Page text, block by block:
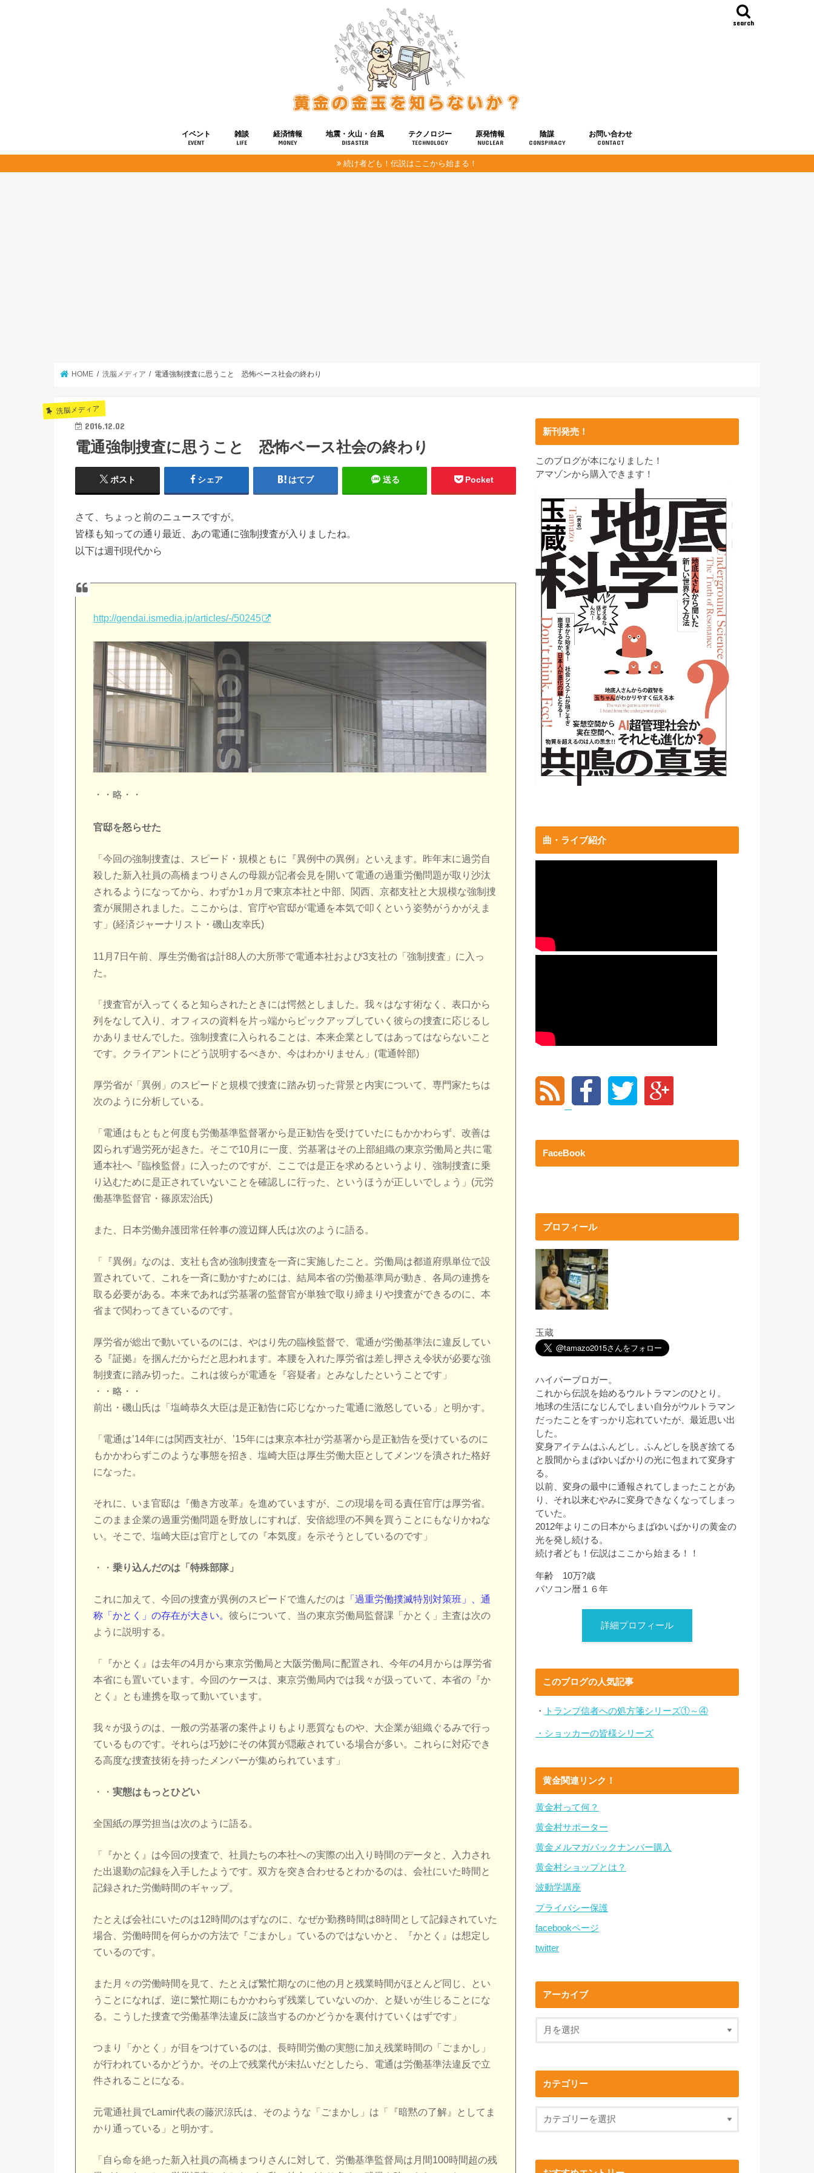
search
イベント
EVENT
雑談
LIFE
経済情報
MONEY
地震・火山・台風
DISASTER
テクノロジー
TECHNOLOGY
健康
宇宙
原発情報
NUCLEAR
陰謀
CONSPIRACY
お問い合わせ
CONTACT
続け者ども！伝説はここから始まる！
HOME 洗脳メディア 電通強制捜査に思うこと 恐怖ベース社会の終わり
洗脳メディア
2016.12.02
電通強制捜査に思うこと 恐怖ベース社会の終わり
ポスト シェア はてブ 送る Pocket
さて、ちょっと前のニュースですが。
皆様も知っての通り最近、あの電通に強制捜査が入りましたね。
以下は週刊現代から
http://gendai.ismedia.jp/articles/-/50245
・・略・・
官邸を怒らせた
「今回の強制捜査は、スピード・規模ともに『異例中の異例』といえます。昨年末に過労自
殺した新入社員の高橋まつりさんの母親が記者会見を開いて電通の過重労働問題が取り沙汰
されるようになってから、わずか1ヵ月で東京本社と中部、関西、京都支社と大規模な強制捜
査が展開されました。ここからは、官庁や官邸が電通を本気で叩くという姿勢がうかがえま
す」(経済ジャーナリスト・磯山友幸氏)
11月7日午前、厚生労働省は計88人の大所帯で電通本社および3支社の「強制捜査」に入っ
た。
「捜査官が入ってくると知らされたときには愕然としました。我々はなす術なく、表口から
列をなして入り、オフィスの資料を片っ端からピックアップしていく彼らの捜査に応じるし
かありませんでした。強制捜査に入られることは、本来企業としてはあってはならないこと
です。クライアントにどう説明するべきか、今はわかりません」(電通幹部)
厚労省が「異例」のスピードと規模で捜査に踏み切った背景と内実について、専門家たちは
次のように分析している。
「電通はもともと何度も労働基準監督署から是正勧告を受けていたにもかかわらず、改善は
図られず過労死が起きた。そこで10月に一度、労基署はその上部組織の東京労働局と共に電
通本社へ『臨検監督』に入ったのですが、ここでは是正を求めるというより、強制捜査に乗
り込むために是正されていないことを確認しに行った、というほうが正しいでしょう」(元労
働基準監督官・篠原宏治氏)
また、日本労働弁護団常任幹事の渡辺輝人氏は次のように語る。
「『異例』なのは、支社も含め強制捜査を一斉に実施したこと。労働局は都道府県単位で設
置されていて、これを一斉に動かすためには、結局本省の労働基準局が動き、各局の連携を
取る必要がある。本来であれば労基署の監督官が単独で取り締まりや捜査ができるのに、本
省まで関わってきているのです。
厚労省が総出で動いているのには、やはり先の臨検監督で、電通が労働基準法に違反してい
る『証拠』を掴んだからだと思われます。本腰を入れた厚労省は差し押さえ令状が必要な強
制捜査に踏み切った。これは彼らが電通を『容疑者』とみなしたということです」
・・略・・
前出・磯山氏は「塩崎恭久大臣は是正勧告に応じなかった電通に激怒している」と明かす。
「電通は’14年には関西支社が、’15年には東京本社が労基署から是正勧告を受けているのに
もかかわらずこのような事態を招き、塩崎大臣は厚生労働大臣としてメンツを潰された格好
になった。
それに、いま官邸は『働き方改革』を進めていますが、この現場を司る責任官庁は厚労省。
このまま企業の過重労働問題を野放しにすれば、安倍総理の不興を買うことにもなりかねな
い。そこで、塩崎大臣は官庁としての『本気度』を示そうとしているのです」
・・乗り込んだのは「特殊部隊」
これに加えて、今回の捜査が異例のスピードで進んだのは 「過重労働撲滅特別対策班」、通
称「かとく」の存在が大きい。彼らについて、当の東京労働局監督課「かとく」主査は次の
ように説明する。
「『かとく』は去年の4月から東京労働局と大阪労働局に配置され、今年の4月からは厚労省
本省にも置いています。今回のケースは、東京労働局内では我々が扱っていて、本省の『か
とく』とも連携を取って動いています。
我々が扱うのは、一般の労基署の案件よりもより悪質なものや、大企業が組織ぐるみで行っ
ているものです。それらは巧妙にその体質が隠蔽されている場合が多い。これらに対応でき
る高度な捜査技術を持ったメンバーが集められています」
・・実態はもっとひどい
全国紙の厚労担当は次のように語る。
「『かとく』は今回の捜査で、社員たちの本社への実際の出入り時間のデータと、入力され
た出退勤の記録を入手したようです。双方を突き合わせるとわかるのは、会社にいた時間と
記録された労働時間のギャップ。
たとえば会社にいたのは12時間のはずなのに、なぜか勤務時間は8時間として記録されていた
場合、労働時間を何らかの方法で『ごまかし』ているのではないかと、『かとく』は想定し
ているのです。
また月々の労働時間を見て、たとえば繁忙期なのに他の月と残業時間がほとんど同じ、とい
うことになれば、逆に繁忙期にもかかわらず残業していないのか、と疑いが生じることにな
る。こうした捜査で労働基準法違反に該当するのかどうかを裏付けていくはずです」
つまり「かとく」が目をつけているのは、長時間労働の実態に加え残業時間の「ごまかし」
が行われているかどうか。その上で残業代が未払いだとしたら、電通は労働基準法違反で立
件されることになる。
元電通社員でLamir代表の藤沢涼氏は、そのような「ごまかし」は「『暗黙の了解』としてま
かり通っている」と明かす。
「自ら命を絶った新入社員の高橋まつりさんに対して、労働基準監督局は月間100時間超の残
新刊発売！
このブログが本になりました！
アマゾンから購入できます！
曲・ライブ紹介
FaceBook
プロフィール
玉蔵
ハイパーブロガー。
これから伝説を始めるウルトラマンのひとり。
地球の生活になじんでしまい自分がウルトラマン
だったことをすっかり忘れていたが、最近思い出
した。
変身アイテムはふんどし。ふんどしを脱ぎ捨てる
と股間からまばゆいばかりの光に包まれて変身す
る。
以前、変身の最中に通報されてしまったことがあ
り、それ以来むやみに変身できなくなってしまっ
ていた。
2012年よりこの日本からまばゆいばかりの黄金の
光を発し続ける。
続け者ども！伝説はここから始まる！！
年齢 10万?歳
パソコン暦１６年
詳細プロフィール
このブログの人気記事
・ トランプ信者への処方箋シリーズ①～④
・ショッカーの皆様シリーズ
黄金関連リンク！
黄金村って何？
黄金村サポーター
黄金メルマガバックナンバー購入
黄金村ショップとは？
波動学講座
プライバシー保護
facebookページ
twitter
アーカイブ
カテゴリー